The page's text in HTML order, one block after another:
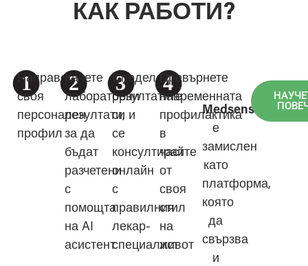
КАК РАБОТИ?
1
Направете
своя
персонален
профил
2
Качете
лабораторни
резултати,
за да
бъдат
разчетени
с
помощта
на AI
асистент
3
Споделете
резултатите
си и
се
консултирайте
онлайн
с
правилния
лекар-
специалист
4
Превърнете
навременната
профилактика
в
част
от
своя
стил
на
живот
Medsense
е
замислен
като
платформа,
която
да
свързва
и